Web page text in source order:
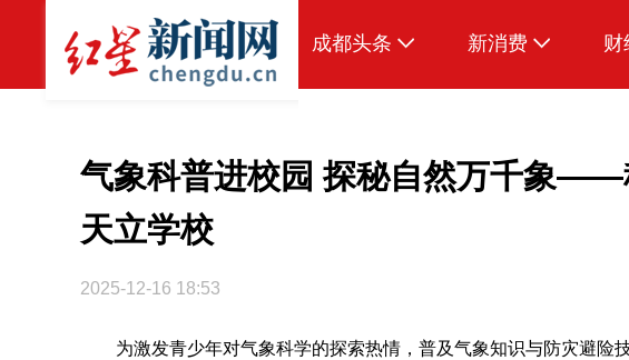
成都头条
本地
热点专题
新消费 财
气象科普进校园 探秘自然万千象——
天立学校
2025-12-16 18:53
为激发青少年对气象科学的探索热情，普及气象知识与防灾避险